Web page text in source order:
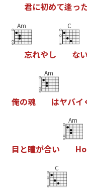
君に初めて逢っ
Am
忘れやし
C
ない
俺の魂
Am
はヤバイ
目 と瞳が合い
Am
Ho
C